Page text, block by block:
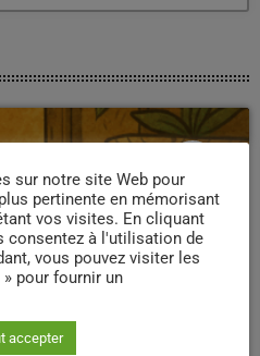
sur notre site Web pour
pertinente en mémorisant
vos visites. En cliquant
consentez à l'utilisation de
vous pouvez visiter les
pour fournir un
accepter